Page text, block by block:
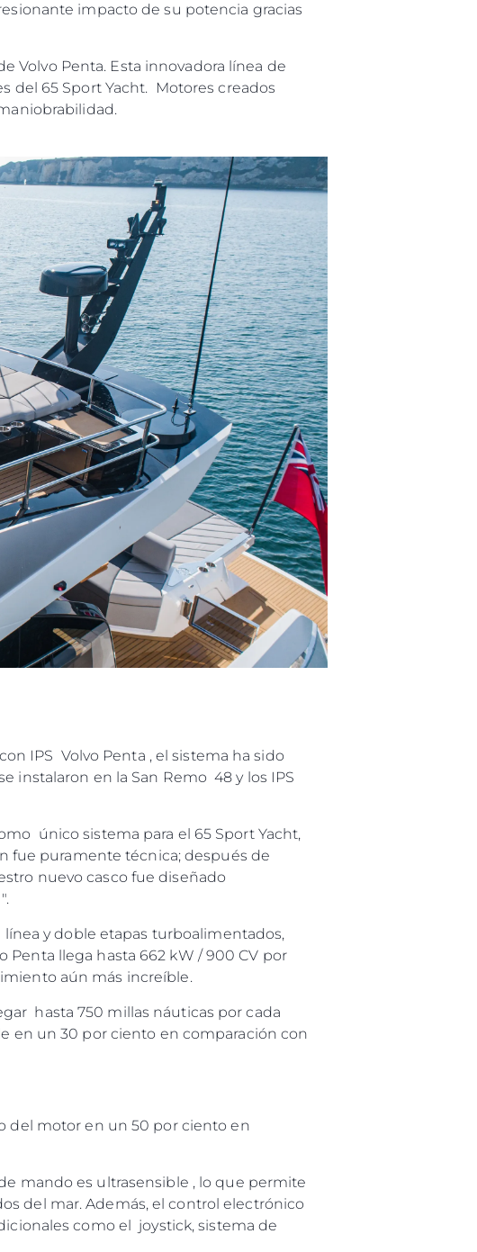
impacto de su potencia gracias
Volvo Penta. Esta innovadora línea de
del 65 Sport Yacht. Motores creados
IPS Volvo Penta , el sistema ha sido
instalaron en la San Remo 48 y los IPS
único sistema para el 65 Sport Yacht,
fue puramente técnica; después de
nuevo casco fue diseñado
línea y doble etapas turboalimentados,
Penta llega hasta 662 kW / 900 CV por
aún más increíble.
hasta 750 millas náuticas por cada
en un 30 por ciento en comparación con
del motor en un 50 por ciento en
mando es ultrasensible , lo que permite
del mar. Además, el control electrónico
como el joystick, sistema de
¿Quiénes Somos?
Brokerage
Charter
Noticias
Eventos
Innovación
¿Quiénes Somos?
El Equipo
Estilo De Vida
Historia
Valore Su Embarcación